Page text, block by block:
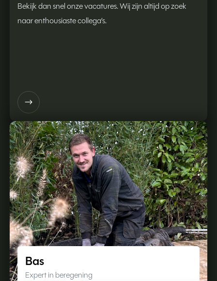
Bekijk dan snel onze vacatures. Wij zijn altijd op zoek
naar enthousiaste collega’s.
$
Bas
Expert in beregening